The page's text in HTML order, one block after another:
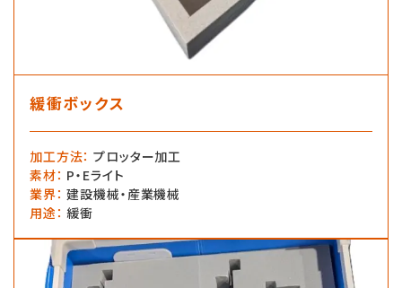
緩衝ボックス
加工方法： プロッター加工
素材： P・Eライト
業界： 建設機械・産業機械
用途 ： 緩衝